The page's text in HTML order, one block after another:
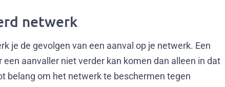
netwerk
je de gevolgen van een aanval op je netwerk. Een
aanvaller niet verder kan komen dan alleen in dat
belang om het netwerk te beschermen tegen